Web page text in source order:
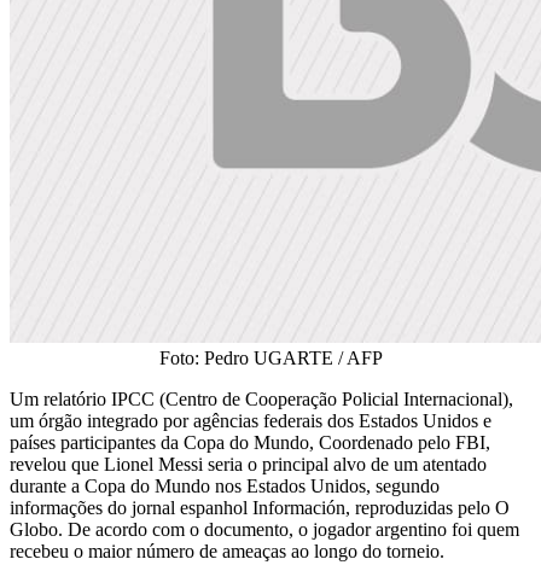
Foto: Pedro UGARTE / AFP
Um relatório IPCC (Centro de Cooperação Policial Internacional),
um órgão integrado por agências federais dos Estados Unidos e
países participantes da Copa do Mundo, Coordenado pelo FBI,
revelou que Lionel Messi seria o principal alvo de um atentado
durante a Copa do Mundo nos Estados Unidos, segundo
informações do jornal espanhol Información, reproduzidas pelo O
Globo. De acordo com o documento, o jogador argentino foi quem
recebeu o maior número de ameaças ao longo do torneio.